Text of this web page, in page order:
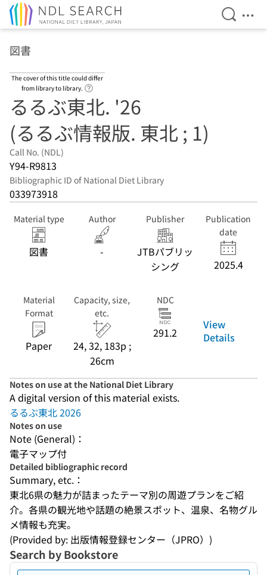
Open
図書
The cover of this title could differ
from library to library.
るるぶ東北. '26
(るるぶ情報版. 東北 ; 1)
Call No. (NDL)
Y94-R9813
Bibliographic ID of National Diet Library
033973918
Material type
図書
Author
-
Publisher
JTBパブリッ
シング
Publication
date
2025.4
Material
Format
Paper
Capacity, size,
etc.
24, 32, 183p ;
26cm
NDC
291.2
View
Details
Notes on use at the National Diet Library
A digital version of this material exists.
るるぶ東北 2026
Notes on use
Note (General)：
電子マップ付
Detailed bibliographic record
Summary, etc.：
東北6県の魅力が詰まったテーマ別の周遊プランをご紹
介。各県の観光地や話題の絶景スポット、温泉、名物グル
メ情報も充実。
(Provided by: 出版情報登録センター（JPRO）)
Search by Bookstore